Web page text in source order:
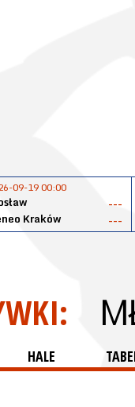
09-19 00:00
---
Kraków
---
HALE